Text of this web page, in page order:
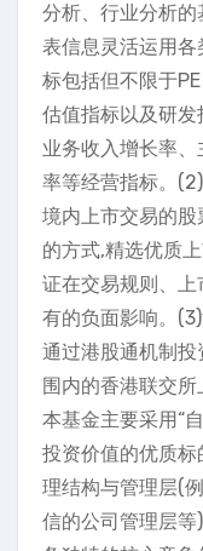
分析、行业分析
表信息灵活运用
标包括但不限于
估值指标以及研
业务收入增长率
率等经营指标。
境内上市交易的
的方式,精选优质
证在交易规则、
有的负面影响。
通过港股通机制
围内的香港联交
本基金主要采用“
投资价值的优质
理结构与管理层(
信的公司管理层